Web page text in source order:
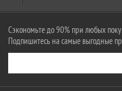
Сэкономьте до 90% при любых
Подпишитесь на самые выгодные